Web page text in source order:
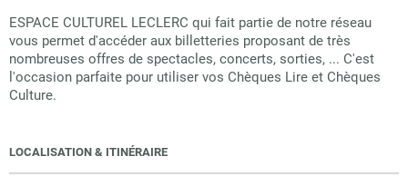
ESPACE CULTUREL LECLERC qui fait partie de notre réseau
vous permet d'accéder aux billetteries proposant de très
nombreuses offres de spectacles, concerts, sorties, ... C'est
l'occasion parfaite pour utiliser vos Chèques Lire et Chèques
Culture.
LOCALISATION & ITINÉRAIRE